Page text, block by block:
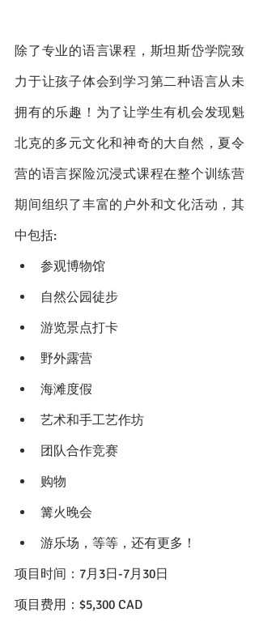
除了专业的语言课程，斯坦斯岱学院致
力于让孩子体会到学习第二种语言从未
拥有的乐趣！为了让学生有机会发现魁
北克的多元文化和神奇的大自然，夏令
营的语言探险沉浸式课程在整个训练营
期间组织了丰富的户外和文化活动，其
中包括:
参观博物馆
自然公园徒步
游览景点打卡
野外露营
海滩度假
艺术和手工艺作坊
团队合作竞赛
购物
篝火晚会
游乐场，等等，还有更多！
项目时间：7月3日-7月30日
项目费用：$5,300 CAD